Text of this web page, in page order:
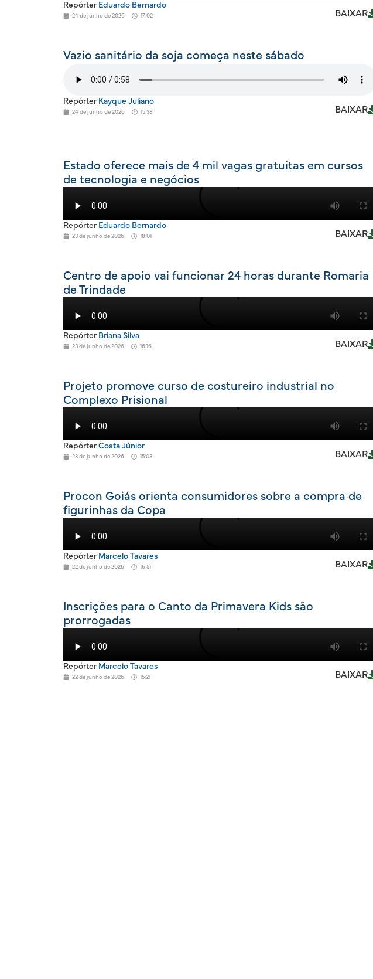
Repórter Eduardo Bernardo
24 de junho de 2026 17:02 BAIXAR
Vazio sanitário da soja começa neste sábado
Repórter Kayque Juliano
24 de junho de 2026 15:38 BAIXAR
Estado oferece mais de 4 mil vagas gratuitas em cursos
de tecnologia e negócios
Repórter Eduardo Bernardo
23 de junho de 2026 18:01 BAIXAR
Centro de apoio vai funcionar 24 horas durante Romaria
de Trindade
Repórter Briana Silva
23 de junho de 2026 16:16 BAIXAR
Projeto promove curso de costureiro industrial no
Complexo Prisional
Repórter Costa Júnior
23 de junho de 2026 15:03 BAIXAR
Procon Goiás orienta consumidores sobre a compra de
figurinhas da Copa
Repórter Marcelo Tavares
22 de junho de 2026 16:51 BAIXAR
Inscrições para o Canto da Primavera Kids são
prorrogadas
Repórter Marcelo Tavares
22 de junho de 2026 15:21 BAIXAR